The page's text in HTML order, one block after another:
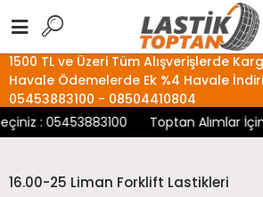
1500 TL ve Üzeri Tüm Alışverişlerde
Havale Ödemelerde Ek %4 Havale
05453883100 - 08504410804
: 05453883100
Toptan Alımlar
16.00-25 Liman Forklift Lastikleri